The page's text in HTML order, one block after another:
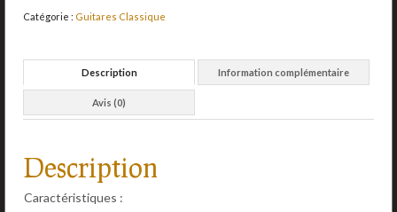
Catégorie : Guitares Classique
Description Information complémentaire
Avis (0)
Description
Caractéristiques :